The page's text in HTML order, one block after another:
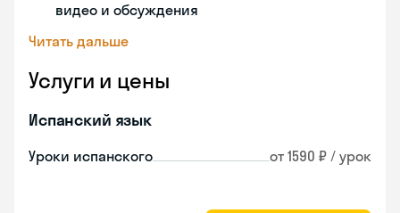
видео и обсуждения
Читать дальше
Услуги и цены
Испанский язык
Уроки испанского от 1590 ₽ / урок